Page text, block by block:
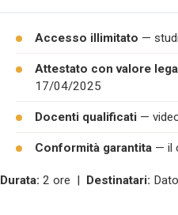
Accesso illimitato —
Attestato con valore
17/04/2025
Docenti qualificati —
Conformità garantita — il
Durata: 2 ore | Destinatari: